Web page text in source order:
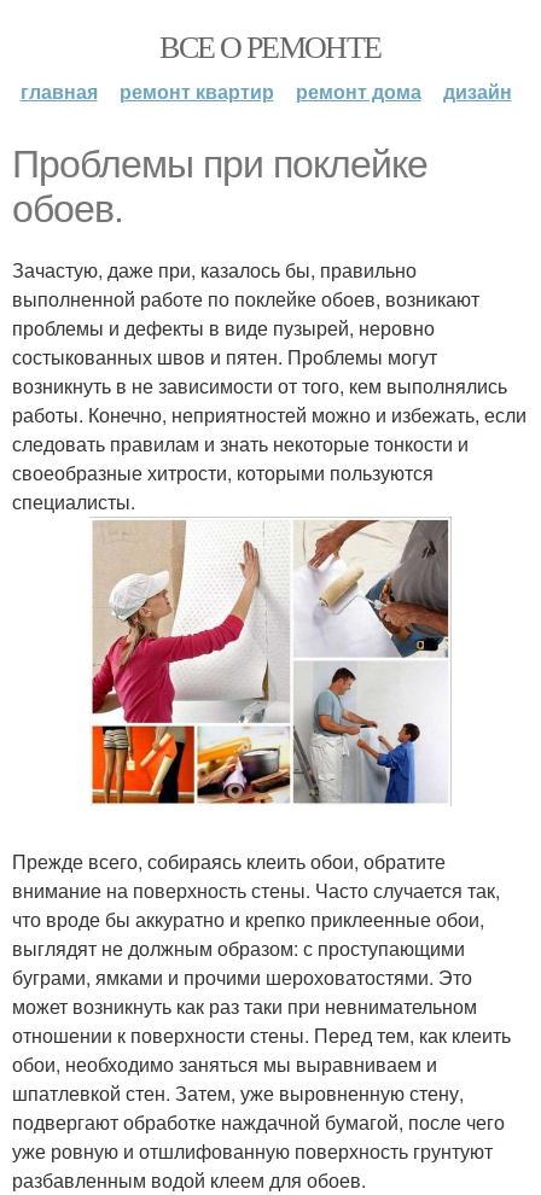
ВСЕ О РЕМОНТЕ
главная ремонт квартир ремонт дома дизайн
Проблемы при поклейке
обоев.
Зачастую, даже при, казалось бы, правильно
выполненной работе по поклейке обоев, возникают
проблемы и дефекты в виде пузырей, неровно
состыкованных швов и пятен. Проблемы могут
возникнуть в не зависимости от того, кем выполнялись
работы. Конечно, неприятностей можно и избежать, если
следовать правилам и знать некоторые тонкости и
своеобразные хитрости, которыми пользуются
специалисты.
Прежде всего, собираясь клеить обои, обратите
внимание на поверхность стены. Часто случается так,
что вроде бы аккуратно и крепко приклеенные обои,
выглядят не должным образом: с проступающими
буграми, ямками и прочими шероховатостями. Это
может возникнуть как раз таки при невнимательном
отношении к поверхности стены. Перед тем, как клеить
обои, необходимо заняться мы выравниваем и
шпатлевкой стен. Затем, уже выровненную стену,
подвергают обработке наждачной бумагой, после чего
уже ровную и отшлифованную поверхность грунтуют
разбавленным водой клеем для обоев.